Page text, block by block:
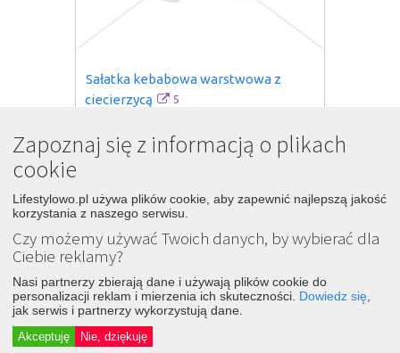
Sałatka kebabowa warstwowa z
ciecierzycą
5
Śledź
Dodaj
Zapoznaj się z informacją o plikach
cookie
Lifestylowo.pl używa plików cookie, aby zapewnić najlepszą jakość
korzystania z naszego serwisu.
Czy możemy używać Twoich danych, by wybierać dla
Ciebie reklamy?
Nasi partnerzy zbierają dane i używają plików cookie do
personalizacji reklam i mierzenia ich skuteczności. Dowiedz się
jak serwis i partnerzy wykorzystują dane.
Akceptuję Nie, dziękuję